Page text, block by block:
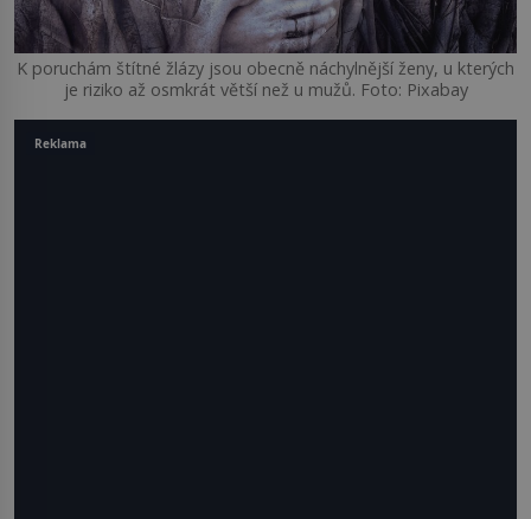
K poruchám štítné žlázy jsou obecně náchylnější ženy, u kterých
je riziko až osmkrát větší než u mužů. Foto: Pixabay
Reklama